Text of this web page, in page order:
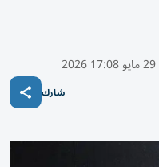
29 مايو 17:08 2026
شارك